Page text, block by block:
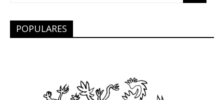
POPULARES